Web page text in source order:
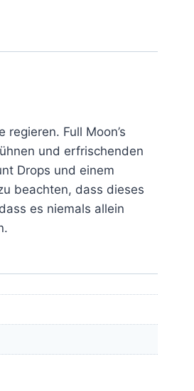
Full Moon’s
und erfrischenden
Drops und einem
beachten, dass dieses
es niemals allein